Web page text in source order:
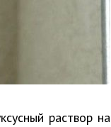
раствор на